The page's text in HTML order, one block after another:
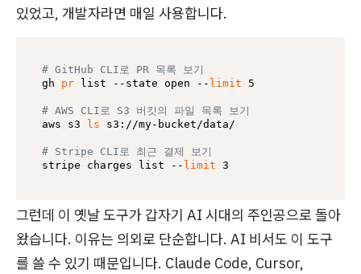
있었고, 개발자라면 매일 사용합니다.
# GitHub CLI로 PR 목록 보기
gh pr list --state open -- limit 5
# AWS CLI로 S3 버킷의 파일 목록 보기
aws s3
ls s3://my-bucket/data/
# Stripe CLI로 최근 결제 보기
stripe charges list -- limit
그런데 이 옛날 도구가 갑자기 AI 시대의 주인공으로 돌아
왔습니다. 이유는 의외로 단순합니다. AI 비서도 이 도구
를 쓸 수 있기 때문입니다. Claude Code, Cursor,